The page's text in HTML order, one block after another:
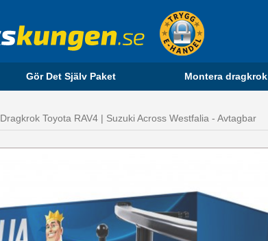
Gör Det Själv Paket Montera dragkrok
Dragkrok Toyota RAV4 | Suzuki Across Westfalia - Avtagbar